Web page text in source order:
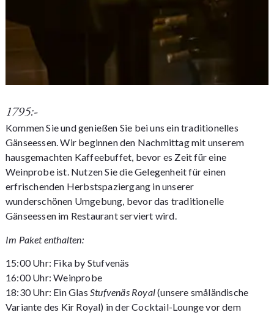
1795:-
Kommen Sie und genießen Sie bei uns ein traditionelles
Gänseessen. Wir beginnen den Nachmittag mit unserem
hausgemachten Kaffeebuffet, bevor es Zeit für eine
Weinprobe ist. Nutzen Sie die Gelegenheit für einen
erfrischenden Herbstspaziergang in unserer
wunderschönen Umgebung, bevor das traditionelle
Gänseessen im Restaurant serviert wird.
Im Paket enthalten:
15:00 Uhr: Fika by Stufvenäs
16:00 Uhr: Weinprobe
18:30 Uhr: Ein Glas Stufvenäs Royal(unsere småländische
Variante des Kir Royal) in der Cocktail-Lounge vor dem